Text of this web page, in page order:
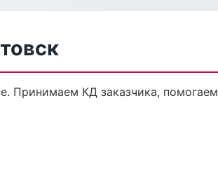
Принимаем КД заказчика, помогаем